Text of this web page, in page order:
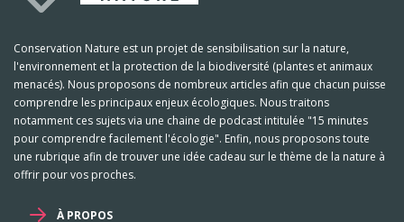
Conservation Nature est un projet de sensibilisation sur la nature,
l'environnement et la protection de la biodiversité (plantes et animaux
menacés). Nous proposons de nombreux articles afin que chacun puisse
comprendre les principaux enjeux écologiques. Nous traitons
notamment ces sujets via une chaine de podcast intitulée "15 minutes
pour comprendre facilement l'écologie". Enfin, nous proposons toute
une rubrique afin de trouver une idée cadeau sur le thème de la nature à
offrir pour vos proches.
À PROPOS